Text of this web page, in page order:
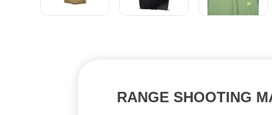
RANGE SHOOTING